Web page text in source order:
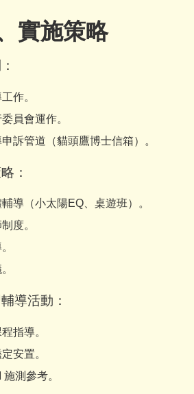
實施策略
作。
員會運作。
訴管道（貓頭鷹博士信箱）。
：
導（小太陽EQ、桌遊班）。
度。
導活動：
指導。
安置。
測參考。